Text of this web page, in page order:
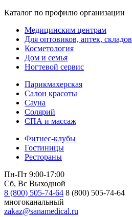
Каталог по профилю организации
Медицинским центрам
Для оптовиков, аптек, складов
Косметология
Дом и семья
Ногтевой сервис
Парикмахерская
Салон красоты
Сауна
Солярий
СПА и массаж
Фитнес-клубы
Гостиницы
Рестораны
Пн-Пт 9:00-17:00
Сб, Вс Выходной
8 (800) 505-74-64 8 (800) 505-74-64
многоканальный
zakaz@sanamedical.ru